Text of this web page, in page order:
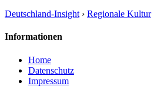
Deutschland-Insight › Regionale Kultur
Informationen
Home
Datenschutz
Impressum